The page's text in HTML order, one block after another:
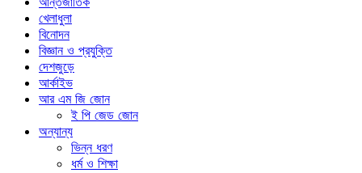
খেলাধুলা
বিনোদন
বিজ্ঞান ও প্রযুক্তি
দেশজুড়ে
আর্কাইভ
আর এম জি জোন
ই পি জেড জোন
অন্যান্য
ভিন্ন ধরণ
ধর্ম ও শিক্ষা